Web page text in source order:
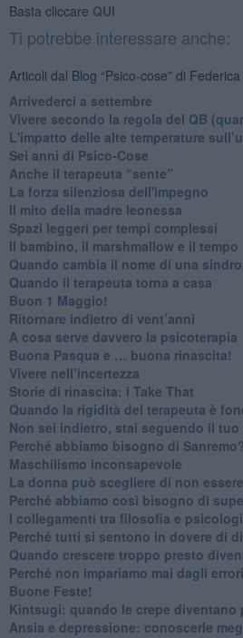
Basta cliccare QUI
Ti potrebbe interessare anche:
Articoli dal Blog “Psico-cose” di
​Arrivederci a settembre
​Vivere secondo la regola del QB
​L'impatto delle alte temperature
Sei anni di Psico-Cose
​Anche il terapeuta “sente”
​La forza silenziosa dell'impegno
​Il mito della madre leonessa
Spazi leggeri per tempi complessi
Il bambino, il marshmallow e il tempo
​Quando cambia il nome di una
​Quando il terapeuta torna a casa
​Buon 1 Maggio!
Ritornare indietro di vent’anni
​A cosa serve davvero la psicoterapia
​Buona Pasqua e … buona rinascita!
​Vivere nell’incertezza
​Storie di rinascita: i Take That
​Quando la rigidità del terapeuta è
​Non sei indietro, stai seguendo il tuo
​Perché abbiamo bisogno di
​Maschilismo inconsapevole
​La donna può scegliere di non
​Perché abbiamo così bisogno di
​I collegamenti tra filosofia e
​Perché tutti si sentono in dovere di
​Quando crescere troppo presto
​Perché non impariamo mai dagli
​Buone Feste!
​Kintsugi: quando le crepe diventano
Ansia e depressione: conoscerle